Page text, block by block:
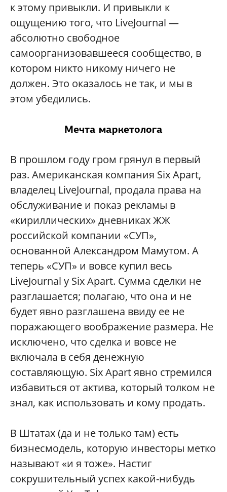
к этому привыкли. И привыкли к
ощущению того, что LiveJournal —
абсолютно свободное
самоорганизовавшееся сообщество, в
котором никто никому ничего не
должен. Это оказалось не так, и мы в
этом убедились.
Мечта маркетолога
В прошлом году гром грянул в первый
раз. Американская компания Six Apart,
владелец LiveJournal, продала права на
обслуживание и показ рекламы в
«кириллических» дневниках ЖЖ
российской компании «СУП»,
основанной Александром Мамутом. А
теперь «СУП» и вовсе купил весь
LiveJournal у Six Apart. Сумма сделки не
разглашается; полагаю, что она и не
будет явно разглашена ввиду ее не
поражающего воображение размера. Не
исключено, что сделка и вовсе не
включала в себя денежную
составляющую. Six Apart явно стремился
избавиться от актива, который толком не
знал, как использовать и кому продать.
В Штатах (да и не только там) есть
бизнесмодель, которую инвесторы метко
называют «и я тоже». Настиг
сокрушительный успех какой-нибудь